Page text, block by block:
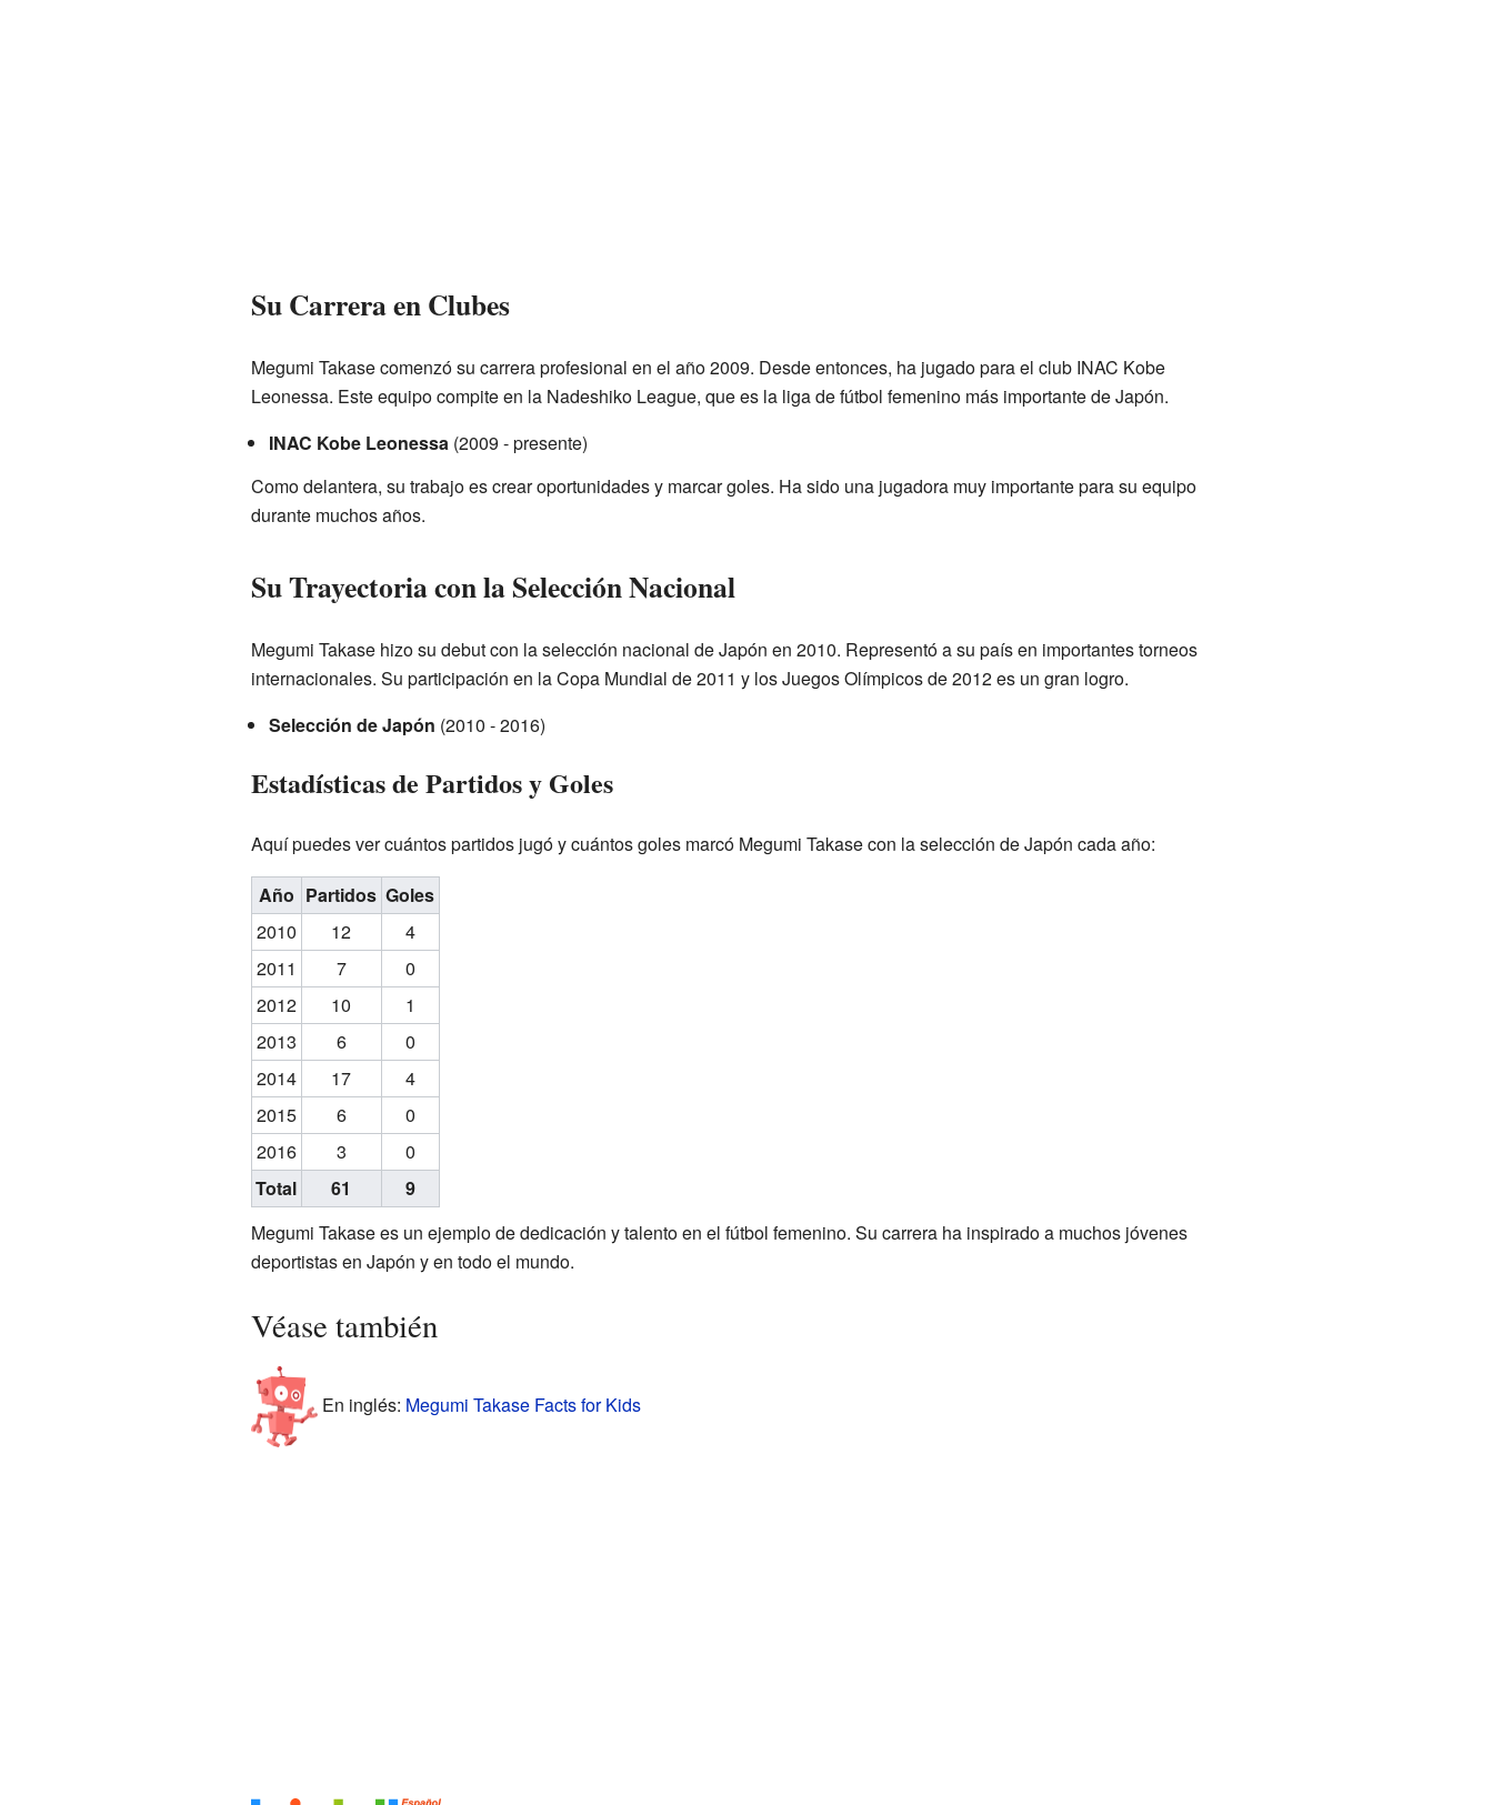
Su Carrera en Clubes
Megumi Takase comenzó su carrera profesional en el año 2009. Desde entonces, ha jugado para el club INAC Kobe
Leonessa. Este equipo compite en la Nadeshiko League, que es la liga de fútbol femenino más importante de Japón.
INAC Kobe Leonessa(2009 - presente)
Como delantera, su trabajo es crear oportunidades y marcar goles. Ha sido una jugadora muy importante para su equipo
durante muchos años.
Su Trayectoria con la Selección Nacional
Megumi Takase hizo su debut con la selección nacional de Japón en 2010. Representó a su país en importantes torneos
internacionales. Su participación en la Copa Mundial de 2011 y los Juegos Olímpicos de 2012 es un gran logro.
Selección de Japón (2010 - 2016)
Estadísticas de Partidos y Goles
Aquí puedes ver cuántos partidos jugó y cuántos goles marcó Megumi Takase con la selección de Japón cada año:
Año Partidos Goles
2010
12
4
2011
7
0
2012
10
1
2013
6
0
2014
17
4
2015
6
0
2016
3
0
Total
61
9
Megumi Takase es un ejemplo de dedicación y talento en el fútbol femenino. Su carrera ha inspirado a muchos jóvenes
deportistas en Japón y en todo el mundo.
Véase también
En inglés: Megumi Takase Facts for Kids